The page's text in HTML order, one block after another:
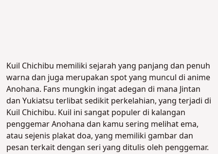
Kuil Chichibu memiliki sejarah yang panjang dan penuh
warna dan juga merupakan spot yang muncul di anime
Anohana. Fans mungkin ingat adegan di mana Jintan
dan Yukiatsu terlibat sedikit perkelahian, yang terjadi di
Kuil Chichibu. Kuil ini sangat populer di kalangan
penggemar Anohana dan kamu sering melihat ema,
atau sejenis plakat doa, yang memiliki gambar dan
pesan terkait dengan seri yang ditulis oleh penggemar.